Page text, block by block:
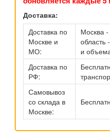
Доставка:
Доставка по
Москве и
МО:
Москва
область
и
Доставка по
РФ:
Самовывоз
со склада в
Москве: